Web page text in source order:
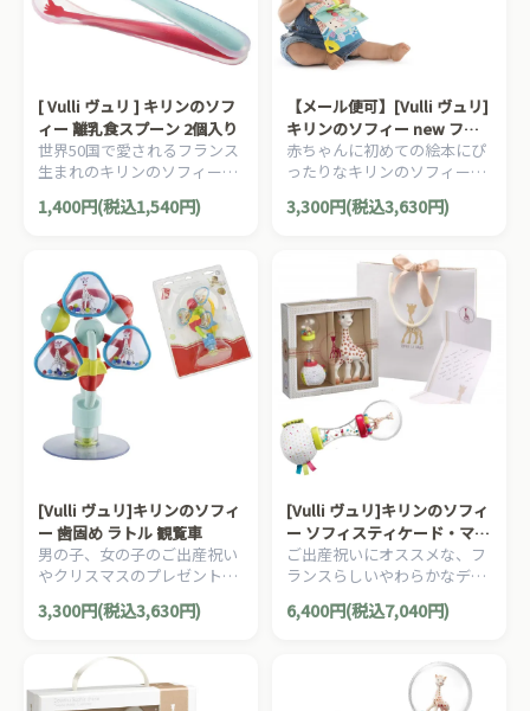
[ Vulli ヴュリ ] キリンのソフ
ィー 離乳食スプーン 2個入り
世界50国で愛されるフランス
生まれのキリンのソフィー。
男の子、女の子の出産祝いや
ハーフバースデー、1歳の誕
1,400円(税込1,540円)
【メール便可】[Vulli ヴュリ]
キリンのソフィー new ファ
ーストブック
赤ちゃんに初めての絵本にぴ
ったりなキリンのソフィーの
布絵本です。カミカミできる
ティーザー（歯固め）も付い
3,300円(税込3,630円)
[Vulli ヴュリ]キリンのソフィ
ー 歯固め ラトル 観覧車
男の子、女の子のご出産祝い
やクリスマスのプレゼント、
1歳の誕生日プレゼントにオ
ススメな、フランスらしいデ
レクションシリーズです。
3,300円(税込3,630円)
[Vulli ヴュリ]キリンのソフィ
ー ソフィスティケード・マラ
カスラトルセット
ご出産祝いにオススメな、フ
ランスらしいやわらかなデザ
インのしっかりとしたキリン
のソフィーのギフトボックス
6,400円(税込7,040円)